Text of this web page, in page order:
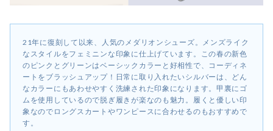
21年に復刻して以来、人気のメダリオンシューズ。メンズライク
なスタイルをフェミニンな印象に仕上げています。この春の新色
のピンクとグリーンはベーシックカラーと好相性で、コーディネ
ートをブラッシュアップ！日常に取り入れたいシルバーは、どん
なカラーにもあわせやすく洗練された印象になります。甲裏にゴ
ムを使用しているので脱ぎ履きが楽なのも魅力。履くと優しい印
象なのでロングスカートやワンピースに合わせるのもおすすめで
す。